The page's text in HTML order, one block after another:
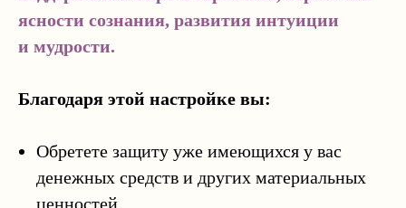
ясности сознания, развития интуиции
и мудрости.
Благодаря этой настройке вы:
Обретете защиту уже имеющихся у вас
денежных средств и других материальных
ценностей